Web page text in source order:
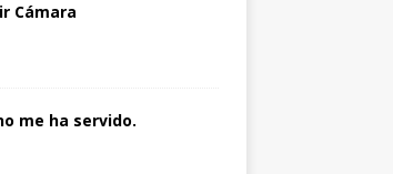
Cámara
me ha servido.